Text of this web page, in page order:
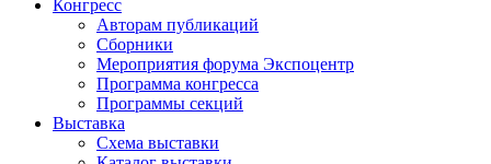
Конгресс
Авторам публикаций
Сборники
Мероприятия форума Экспоцентр
Программа конгресса
Программы секций
Выставка
Схема выставки